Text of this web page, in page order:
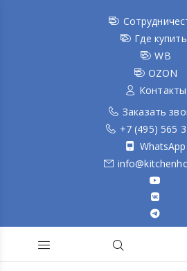
Где
WB
OZON
Контакты
Заказать
+7 (495) 565
WhatsApp